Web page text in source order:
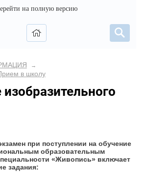
на полную версию
→
в школу
при поступлении на обучение
образовательным
«Живопись» включает
задания: